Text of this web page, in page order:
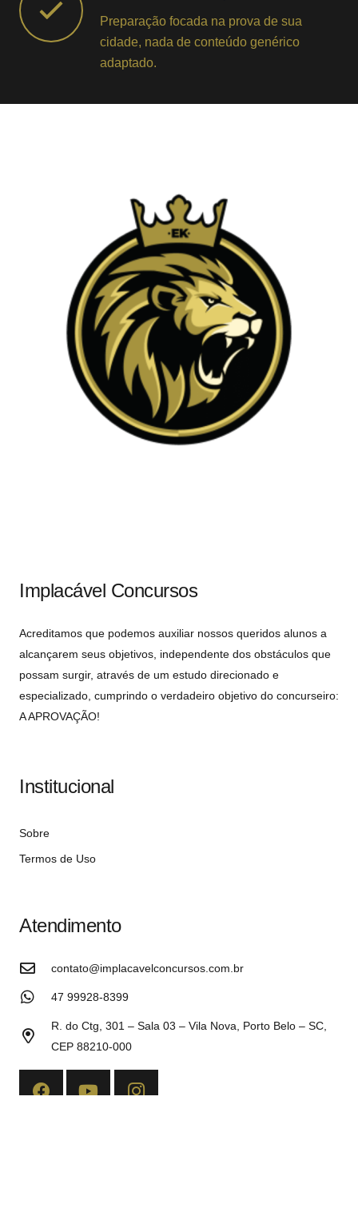
Preparação focada na prova de sua
cidade, nada de conteúdo genérico
adaptado.
Implacável Concursos
Acreditamos que podemos auxiliar nossos queridos alunos a
alcançarem seus objetivos, independente dos obstáculos que
possam surgir, através de um estudo direcionado e
especializado, cumprindo o verdadeiro objetivo do concurseiro:
A APROVAÇÃO!
Institucional
Sobre
Termos de Uso
Atendimento
contato@implacavelconcursos.com.br
47 99928-8399
R. do Ctg, 301 – Sala 03 – Vila Nova, Porto Belo – SC,
CEP 88210-000